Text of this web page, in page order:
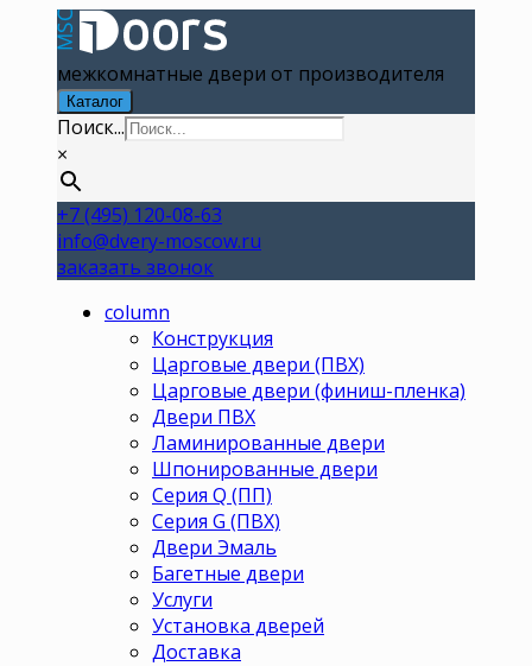
межкомнатные двери от производителя
Каталог
Поиск...
×
+7 (495) 120-08-63
info@dvery-moscow.ru
заказать звонок
column
Конструкция
Царговые двери (ПВХ)
Царговые двери (финиш-пленка)
Двери ПВХ
Ламинированные двери
Шпонированные двери
Серия Q (ПП)
Серия G (ПВХ)
Двери Эмаль
Багетные двери
Услуги
Установка дверей
Доставка